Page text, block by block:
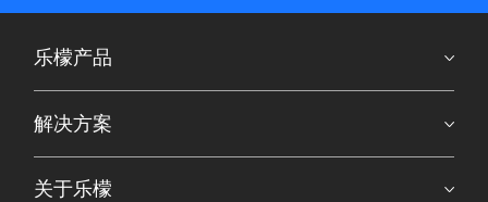
乐檬产品
解决方案
关于乐檬